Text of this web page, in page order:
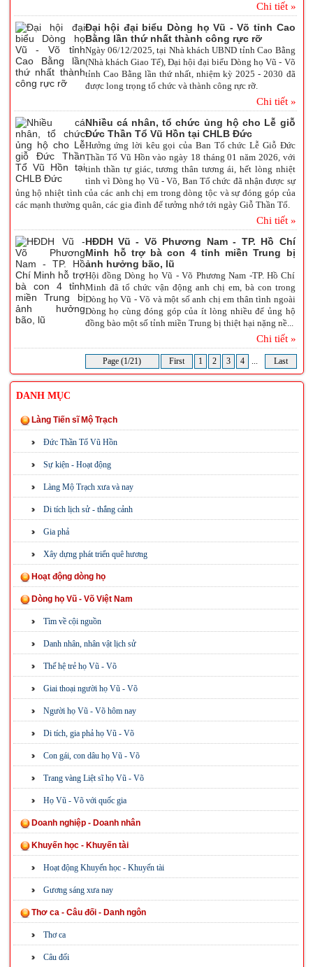
Chi tiết »
Đại hội đại biểu Dòng họ Vũ - Võ tỉnh Cao
Bằng lần thứ nhất thành công rực rỡ
Ngày 06/12/2025, tại Nhà khách UBND tỉnh Cao Bằng
(Nhà khách Giao Tế), Đại hội đại biểu Dòng họ Vũ - Võ
tỉnh Cao Bằng lần thứ nhất, nhiệm kỳ 2025 - 2030 đã
được long trọng tổ chức và thành công rực rỡ.
Chi tiết »
Nhiều cá nhân, tổ chức ủng hộ cho Lễ giỗ
Đức Thần Tổ Vũ Hồn tại CHLB Đức
Hưởng ứng lời kêu gọi của Ban Tổ chức Lễ Giỗ Đức
Thần Tổ Vũ Hồn vào ngày 18 tháng 01 năm 2026, với
tinh thần tự giác, tương thân tương ái, hết lòng nhiệt
tình vì Dòng họ Vũ - Võ, Ban Tổ chức đã nhận được sự
ủng hộ nhiệt tình của các anh chị em trong dòng tộc và sự đóng góp của
các mạnh thường quân, các gia đình để tưởng nhớ tới ngày Giỗ Thần Tổ.
Chi tiết »
HĐDH Vũ - Võ Phương Nam - TP. Hồ Chí
Minh hỗ trợ bà con 4 tỉnh miền Trung bị
ảnh hưởng bão, lũ
Hội đồng Dòng họ Vũ - Võ Phương Nam -TP. Hồ Chí
Minh đã tổ chức vận động anh chị em, bà con trong
Dòng họ Vũ - Võ và một số anh chị em thân tình ngoài
Dòng họ cùng đóng góp của ít lòng nhiều để ủng hộ
đồng bào một số tỉnh miền Trung bị thiệt hại nặng nề...
Chi tiết »
Page (1/21) First 1 2 3 4 ... Last
DANH MỤC
Làng Tiến sĩ Mộ Trạch
Đức Thần Tổ Vũ Hồn
Sự kiện - Hoạt động
Làng Mộ Trạch xưa và nay
Di tích lịch sử - thắng cảnh
Gia phả
Xây dựng phát triển quê hương
Hoạt động dòng họ
Dòng họ Vũ - Võ Việt Nam
Tìm về cội nguồn
Danh nhân, nhân vật lịch sử
Thế hệ trẻ họ Vũ - Võ
Giai thoại người họ Vũ - Võ
Người họ Vũ - Võ hôm nay
Di tích, gia phả họ Vũ - Võ
Con gái, con dâu họ Vũ - Võ
Trang vàng Liệt sĩ họ Vũ - Võ
Họ Vũ - Võ với quốc gia
Doanh nghiệp - Doanh nhân
Khuyến học - Khuyến tài
Hoạt động Khuyến học - Khuyến tài
Gương sáng xưa nay
Thơ ca - Câu đối - Danh ngôn
Thơ ca
Câu đối